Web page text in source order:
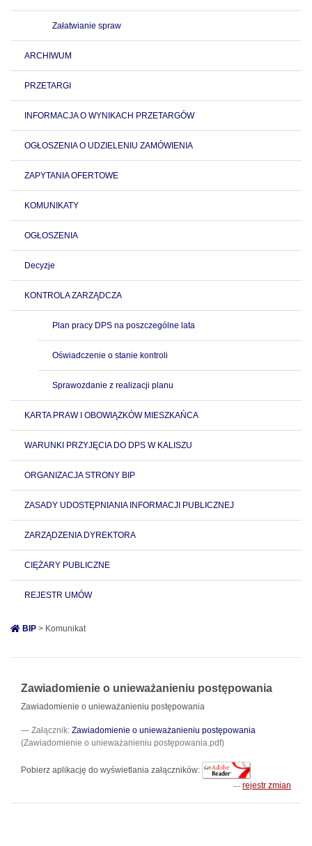
Załatwianie spraw
ARCHIWUM
PRZETARGI
INFORMACJA O WYNIKACH PRZETARGÓW
OGŁOSZENIA O UDZIELENIU ZAMÓWIENIA
ZAPYTANIA OFERTOWE
KOMUNIKATY
OGŁOSZENIA
Decyzje
KONTROLA ZARZĄDCZA
Plan pracy DPS na poszczególne lata
Oświadczenie o stanie kontroli
Sprawozdanie z realizacji planu
KARTA PRAW I OBOWIĄZKÓW MIESZKAŃCA
WARUNKI PRZYJĘCIA DO DPS W KALISZU
ORGANIZACJA STRONY BIP
ZASADY UDOSTĘPNIANIA INFORMACJI PUBLICZNEJ
ZARZĄDZENIA DYREKTORA
CIĘŻARY PUBLICZNE
REJESTR UMÓW
BIP > Komunikat
Zawiadomienie o unieważanieniu postępowania
Zawiadomienie o unieważanieniu postępowania
Załącznik: Zawiadomienie o unieważanieniu postępowania
(Zawiadomienie o unieważanieniu postępowania.pdf)
Pobierz aplikację do wyświetlania załączników:
rejestr zmian